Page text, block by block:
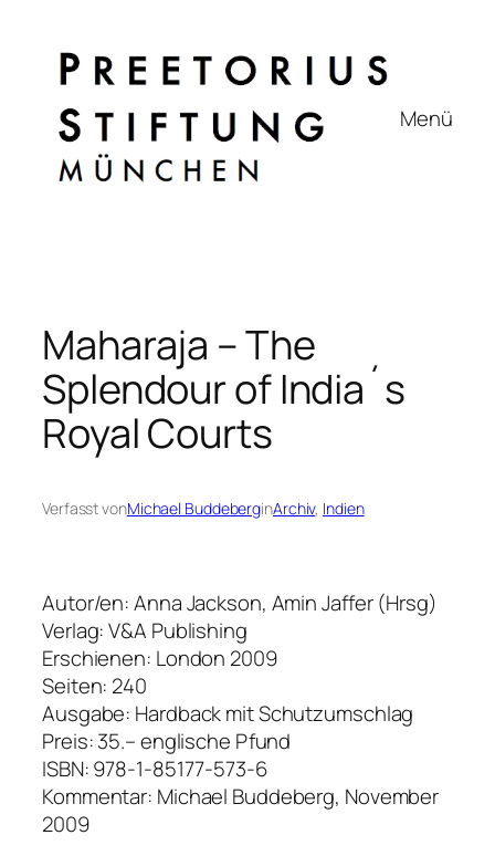
springen
Menü
Maharaja – The
Splendour of India´s
Royal Courts
Verfasst vonMichael BuddeberginArchiv, Indien
Autor/en: Anna Jackson, Amin Jaffer (Hrsg)
Verlag: V&A Publishing
Erschienen: London 2009
Seiten: 240
Ausgabe: Hardback mit Schutzumschlag
Preis: 35.– englische Pfund
ISBN: 978-1-85177-573-6
Kommentar: Michael Buddeberg, November
2009